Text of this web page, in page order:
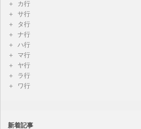
カ行
サ行
タ行
ナ行
ハ行
マ行
ヤ行
ラ行
ワ行
新着記事